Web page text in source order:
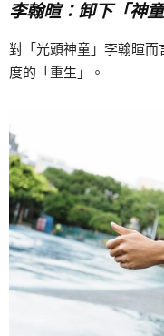
李翰暄：卸下「神
對「光頭神童」李翰暄
度的「重生」。